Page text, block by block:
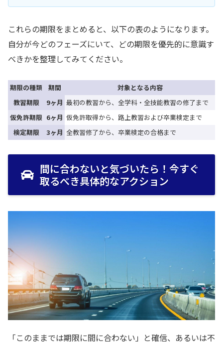
これらの期限をまとめると、以下の表のようになります。
自分が今どのフェーズにいて、どの期限を優先的に意識す
べきかを整理してみてください。
期限の種類 期間
対象となる内容
教習期限
9ヶ月 最初の教習から、全学科・全技能教習の修了まで
仮免許期限 6ヶ月 仮免許取得から、路上教習および卒業検定まで
検定期限
3ヶ月 全教習修了から、卒業検定の合格まで
間に合わないと気づいたら！今すぐ
取るべき具体的なアクション
「このままでは期限に間に合わない」と確信、あるいは不